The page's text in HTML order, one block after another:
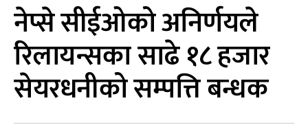
नेप्से सीईओको अनिर्णयले
रिलायन्सका साढे १८ हजार
सेयरधनीको सम्पत्ति बन्धक